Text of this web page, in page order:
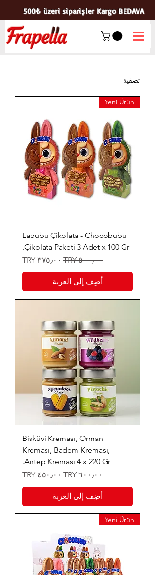
500₺ üzeri siparişler Kargo BEDAVA
تصفية
Yeni Ürün
Labubu Çikolata - Chocobubu
Çikolata Paketi 3 Adet x 100 Gr.
سعر عادي
سعر البيع
أضِف إلى العربة
Bisküvi Kreması, Orman
Kreması, Badem Kreması,
Antep Kreması 4 x 220 Gr.
سعر عادي
سعر البيع
أضِف إلى العربة
Yeni Ürün